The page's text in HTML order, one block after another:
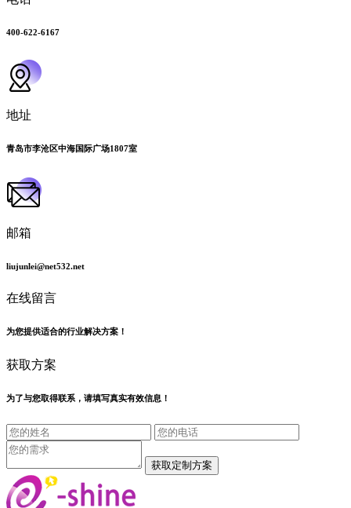
400-622-6167
地址
青岛市李沧区中海国际广场1807室
邮箱
liujunlei@net532.net
在线留言
为您提供适合的行业解决方案！
获取方案
为了与您取得联系，请填写真实有效信息！